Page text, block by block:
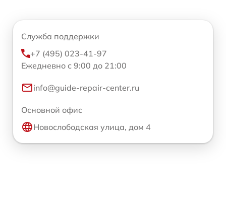
Служба поддержки
+7 (495) 023-41-97
Ежедневно с 9:00 до 21:00
info@guide-repair-center.ru
Основной офис
Новослободская улица, дом 4